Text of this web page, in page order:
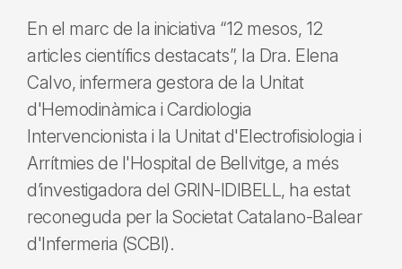
En el marc de la iniciativa “12 mesos, 12
articles científics destacats”, la Dra. Elena
Calvo, infermera gestora de la Unitat
d'Hemodinàmica i Cardiologia
Intervencionista i la Unitat d'Electrofisiologia i
Arrítmies de l'Hospital de Bellvitge, a més
d’investigadora del GRIN-IDIBELL, ha estat
reconeguda per la Societat Catalano-Balear
d'Infermeria (SCBI).